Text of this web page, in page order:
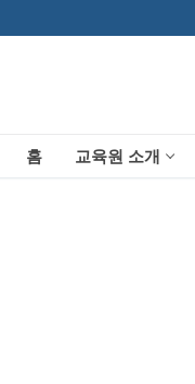
홈 교육원 소개